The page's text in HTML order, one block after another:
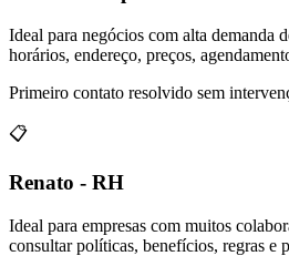
Ideal para negócios com alta demanda
horários, endereço, preços,
Primeiro contato resolvido sem
📋
Renato - RH
Ideal para empresas com muitos
consultar políticas, benefícios, regras e